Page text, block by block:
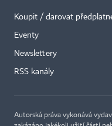
Koupit / darovat
Eventy
Newslettery
RSS kanály
Autorská práva vykonává